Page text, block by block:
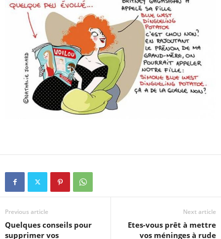
Previous article
Quelques conseils pour
supprimer vos
Next article
Etes-vous prêt à mettre
vos méninges à rude